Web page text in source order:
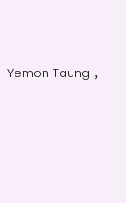
Yemon Taung ，